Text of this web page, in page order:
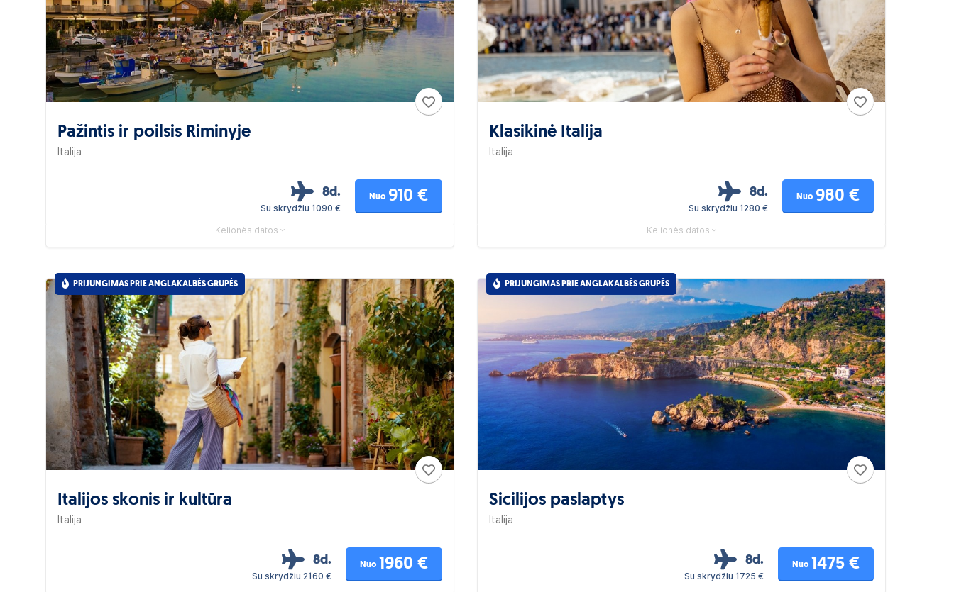
Pažintis ir poilsis Riminyje
Italija
8d.
Su skrydžiu 1090 €
Nuo 910 €
Kelionės datos
Klasikinė Italija
Italija
8d.
Su skrydžiu 1280 €
Nuo 980 €
Kelionės datos
PRIJUNGIMAS PRIE ANGLAKALBĖS GRUPĖS
Italijos skonis ir kultūra
Italija
8d.
Su skrydžiu 2160 €
Nuo 1960 €
PRIJUNGIMAS PRIE ANGLAKALBĖS GRUPĖS
Sicilijos paslaptys
Italija
8d.
Su skrydžiu 1725 €
Nuo 1475 €